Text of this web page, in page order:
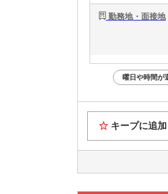
勤務地・面接地
曜日や時間が
キープに追加